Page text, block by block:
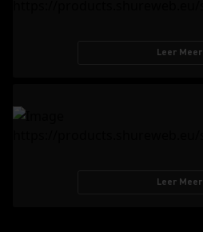
Leer Meer
Leer Meer